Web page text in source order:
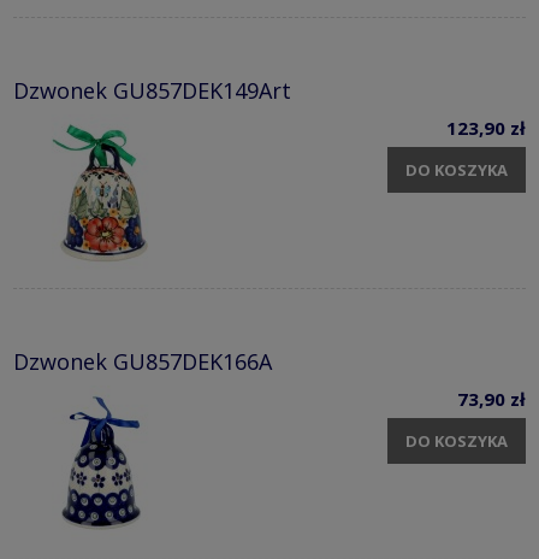
Dzwonek GU857DEK149Art
123,90 zł
DO KOSZYKA
Dzwonek GU857DEK166A
73,90 zł
DO KOSZYKA